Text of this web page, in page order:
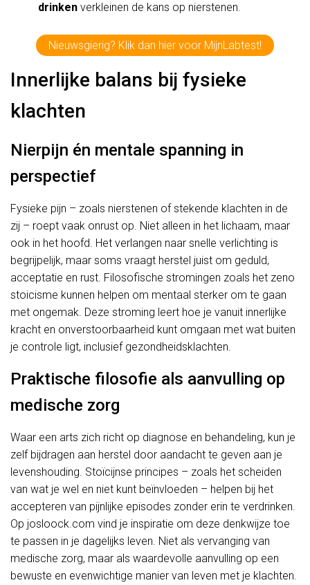
drinken verkleinen de kans op nierstenen.
Nieuwsgierig? Klik dan hier voor MijnLabtest!
Innerlijke balans bij fysieke
klachten
Nierpijn én mentale spanning in
perspectief
Fysieke pijn – zoals nierstenen of stekende klachten in de
zij – roept vaak onrust op. Niet alleen in het lichaam, maar
ook in het hoofd. Het verlangen naar snelle verlichting is
begrijpelijk, maar soms vraagt herstel juist om geduld,
acceptatie en rust. Filosofische stromingen zoals het zeno
stoicisme kunnen helpen om mentaal sterker om te gaan
met ongemak. Deze stroming leert hoe je vanuit innerlijke
kracht en onverstoorbaarheid kunt omgaan met wat buiten
je controle ligt, inclusief gezondheidsklachten.
Praktische filosofie als aanvulling op
medische zorg
Waar een arts zich richt op diagnose en behandeling, kun je
zelf bijdragen aan herstel door aandacht te geven aan je
levenshouding. Stoïcijnse principes – zoals het scheiden
van wat je wel en niet kunt beïnvloeden – helpen bij het
accepteren van pijnlijke episodes zonder erin te verdrinken.
Op josloock.com vind je inspiratie om deze denkwijze toe
te passen in je dagelijks leven. Niet als vervanging van
medische zorg, maar als waardevolle aanvulling op een
bewuste en evenwichtige manier van leven met je klachten.